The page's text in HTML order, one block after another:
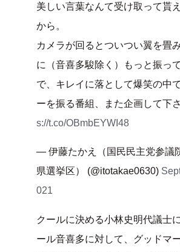
美しい言葉なんて受け取って貰
から。
カメラが回るとついつい翼を畳
に（音喜多駿除く）もっと振っ
で、キレイに落として爆笑の中
ーを振る番組、また企画して下
s://t.co/OBmbEYWI48
— 伊藤たかえ（国民民主党参
県選挙区） (@itotakae0630)
021
クールに決める小林史明代議士
ール音喜多に対して、グッドマ